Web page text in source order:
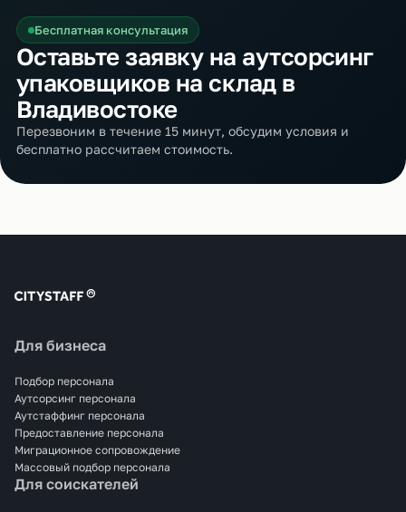
Бесплатная консультация
Оставьте заявку на аутсорсинг
упаковщиков на склад в
Владивостоке
Перезвоним в течение 15 минут, обсудим условия и
бесплатно рассчитаем стоимость.
Для бизнеса
Подбор персонала
Аутсорсинг персонала
Аутстаффинг персонала
Предоставление персонала
Миграционное сопровождение
Массовый подбор персонала
Для соискателей